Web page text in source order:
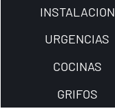
INSTALACION
URGENCIAS
COCINAS
GRIFOS